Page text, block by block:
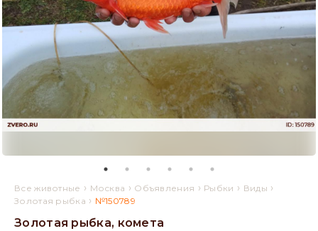
Все животные › Москва › Объявления › Рыбки › Виды ›
Золотая рыбка › №150789
Золотая рыбка, комета